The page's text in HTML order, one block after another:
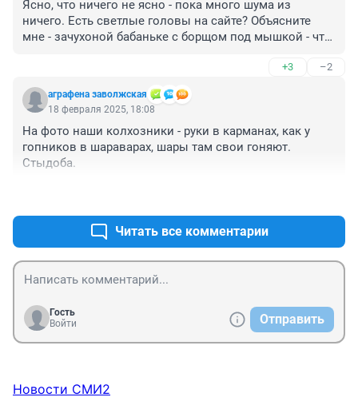
Ясно, что ничего не ясно - пока много шума из
ничего. Есть светлые головы на сайте? Объясните
мне - зачухоной бабаньке с борщом под мышкой - что
спичками или путевку на Мальдивы покупать, ась?!
+3 –2
аграфена заволжская
18 февраля 2025, 18:08
На фото наши колхозники - руки в карманах, как у
гопников в шараварах, шары там свои гоняют.
Стыдоба.
Читать все комментарии
Гость
Войти
Отправить
Новости СМИ2